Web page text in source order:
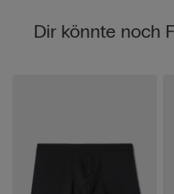
Dir könnte noch